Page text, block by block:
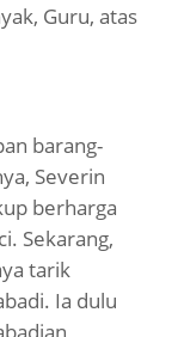
Guru, atas
barang-
Severin
berharga
Sekarang,
tarik
Ia dulu